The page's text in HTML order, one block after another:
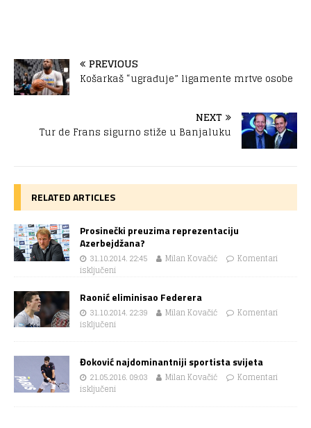
PREVIOUS
Košarkaš “ugrađuje” ligamente mrtve osobe
NEXT
Tur de Frans sigurno stiže u Banjaluku
RELATED ARTICLES
Prosinečki preuzima reprezentaciju
Azerbejdžana?
31.10.2014. 22:45 Milan Kovačić
Komentari
isključeni
Raonić eliminisao Federera
31.10.2014. 22:39 Milan Kovačić
Komentari
isključeni
Đoković najdominantniji sportista svijeta
21.05.2016. 09:03 Milan Kovačić
Komentari
isključeni